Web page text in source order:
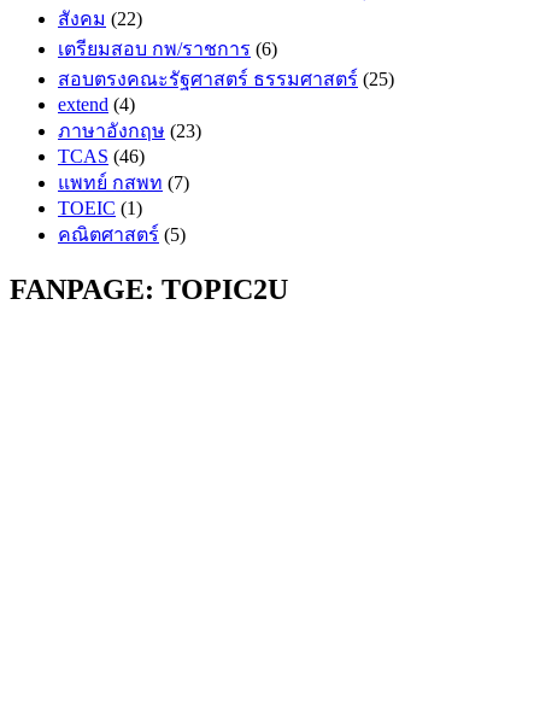
สังคม (22)
เตรียมสอบ กพ/ราชการ (6)
สอบตรงคณะรัฐศาสตร์ ธรรมศาสตร์ (25)
extend (4)
ภาษาอังกฤษ (23)
TCAS (46)
แพทย์ กสพท (7)
TOEIC (1)
คณิตศาสตร์ (5)
FANPAGE: TOPIC2U